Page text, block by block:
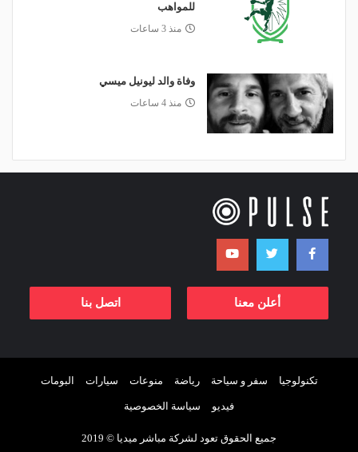
للمواهب
منذ 3 ساعات
وفاة والد ليونيل ميسي
منذ 4 ساعات
أعلن معنا اتصل بنا
تكنولوجيا سفر و سياحة رياضة منوعات سيارات البومات
فيديو سياسة الخصوصية
جميع الحقوق تعود لشركة مباشر ميديا © 2019